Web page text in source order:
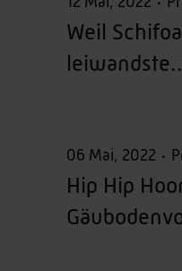
Weil
06 Mai, 2022
Hip Hip